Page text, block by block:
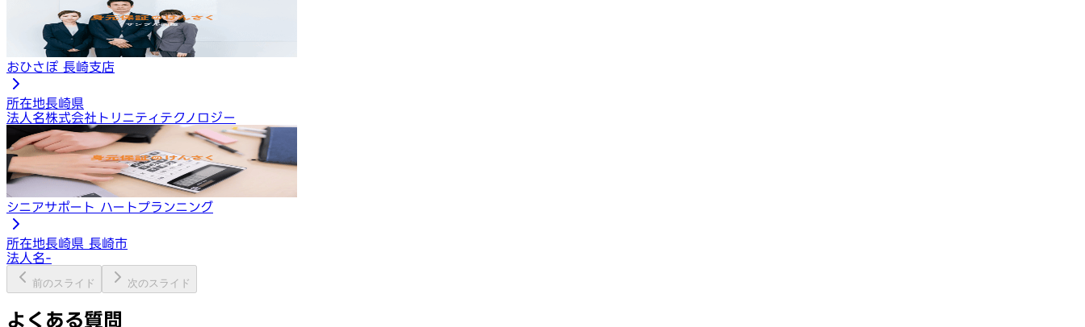
おひさぽ 長崎支店
所在地長崎県
法人名株式会社トリニティテクノロジー
シニアサポート ハートプランニング
所在地長崎県 長崎市
法人名-
前のスライド 次のスライド
よくある質問